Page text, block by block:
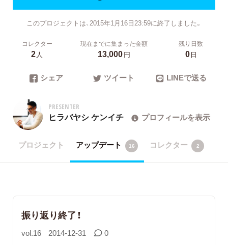
このプロジェクトは、2015年1月16日23:59に終了しました。
コレクター
2人
現在までに集まった金額
13,000円
残り日数
0日
シェア ツイート LINEで送る
PRESENTER
ヒラバヤシ ケンイチ プロフィールを表示
プロジェクト アップデート 16 コレクター 2
振り返り終了！
vol.16 2014-12-31 0